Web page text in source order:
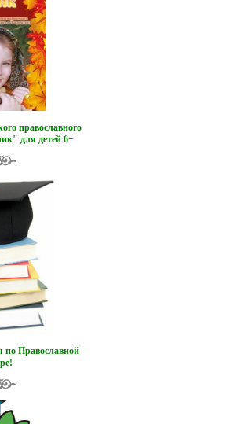
православного
" для детей 6+
по Православной